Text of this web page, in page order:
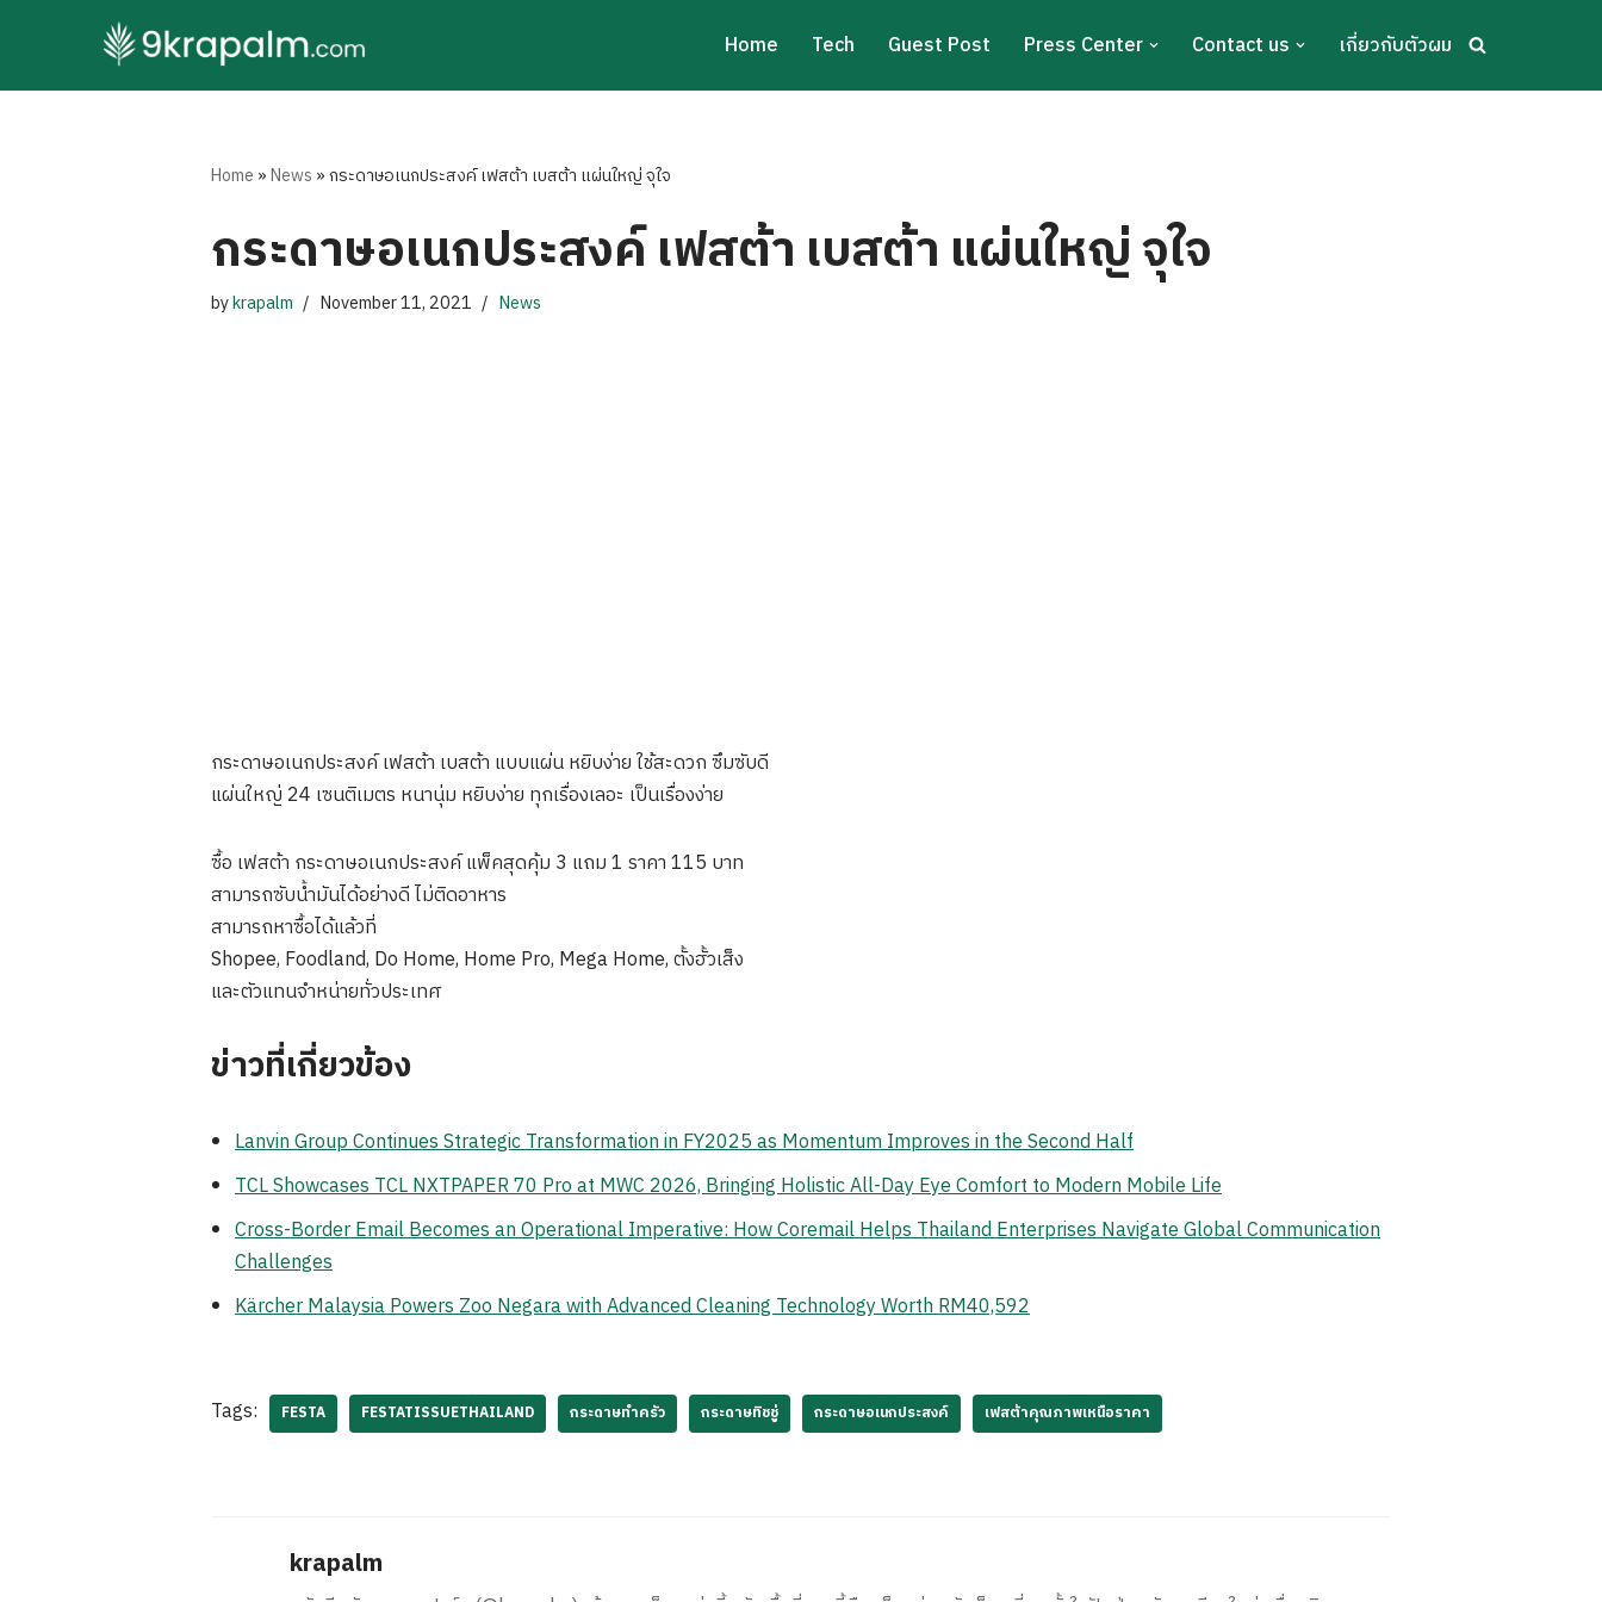
to
Home Tech Guest Post Press Center Contact us เกี่ยวกับตัวผม
Home »News »กระดาษอเนกประสงค์ เฟสต้า เบสต้า แผ่นใหญ่ จุใจ
กระดาษอเนกประสงค์ เฟสต้า เบสต้า แผ่นใหญ่ จุใจ
bykrapalm November 11, 2021 News
กระดาษอเนกประสงค์ เฟสต้า เบสต้า แบบแผ่น หยิบง่าย ใช้สะดวก ซึมซับดี
แผ่นใหญ่ 24 เซนติเมตร หนานุ่ม หยิบง่าย ทุกเรื่องเลอะ เป็นเรื่องง่าย
ซื้อ เฟสต้า กระดาษอเนกประสงค์ แพ็คสุดคุ้ม 3 แถม 1 ราคา 115 บาท
สามารถซับน้ำมันได้อย่างดี ไม่ติดอาหาร
สามารถหาซื้อได้แล้วที่
Shopee, Foodland, Do Home, Home Pro, Mega Home, ตั้งฮั้วเส็ง
และตัวแทนจำหน่ายทั่วประเทศ
ข่าวที่เกี่ยวข้อง
Lanvin Group Continues Strategic Transformation in FY2025 as Momentum Improves in the Second Half
TCL Showcases TCL NXTPAPER 70 Pro at MWC 2026, Bringing Holistic All-Day Eye Comfort to Modern Mobile Life
Cross-Border Email Becomes an Operational Imperative: How Coremail Helps Thailand Enterprises Navigate Global Communication
Challenges
Kärcher Malaysia Powers Zoo Negara with Advanced Cleaning Technology Worth RM40,592
Tags: FESTA FESTATISSUETHAILAND กระดาษทำครัว กระดาษทิชชู่ กระดาษอเนกประสงค์ เฟสต้าคุณภาพเหนือราคา
krapalm